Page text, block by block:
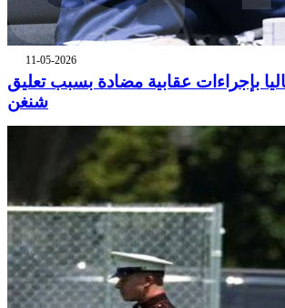
11-05-2026
بإجراءات عقابية مضادة بسبب تعليق
شنغن